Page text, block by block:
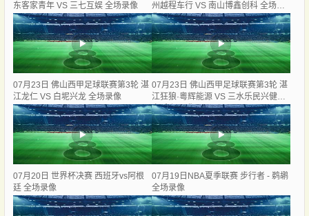
东客家青年 VS 三七互娱 全场录像
州越程车行 VS 南山博鑫创科 全场录
像
07月23日 佛山西甲足球联赛第3轮 湛
江龙仁 VS 白坭兴龙 全场录像
07月23日 佛山西甲足球联赛第3轮 湛
江狂狼·粵辉能源 VS 三水乐民兴健力
宝 全场录像
07月20日 世界杯决赛 西班牙vs阿根
廷 全场录像
07月19日NBA夏季联赛 步行者 - 鹈鹕
全场录像